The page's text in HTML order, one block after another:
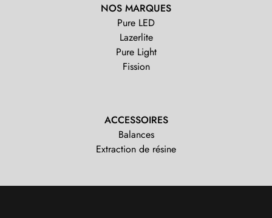
NOS MARQUES
Pure LED
Lazerlite
Pure Light
Fission
ACCESSOIRES
Balances
Extraction de résine